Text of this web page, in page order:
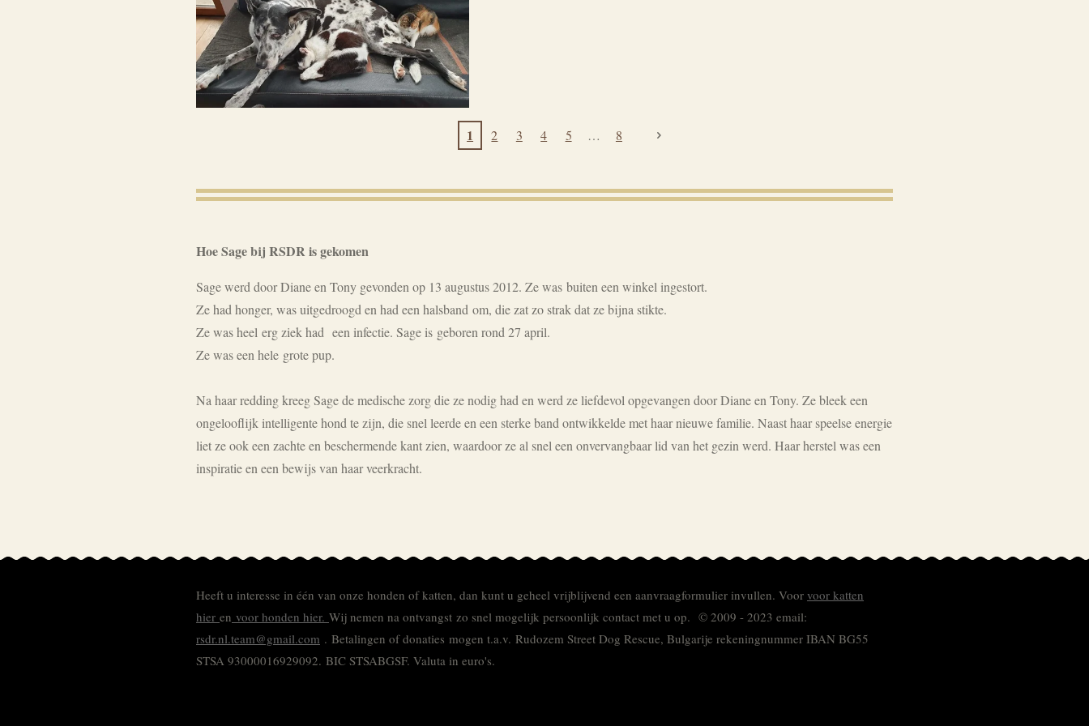
1 2 3 4 5 8
Hoe Sage bij RSDR is gekomen
Sage werd door Diane en Tony gevonden op 13 augustus 2012. Ze was buiten een winkel ingestort.
Ze had honger, was uitgedroogd en had een halsband om, die zat zo strak dat ze bijna stikte.
Ze was heel erg ziek had een infectie. Sage is geboren rond 27 april.
Ze was een hele grote pup.
Na haar redding kreeg Sage de medische zorg die ze nodig had en werd ze liefdevol opgevangen door Diane en Tony. Ze bleek een
ongelooflijk intelligente hond te zijn, die snel leerde en een sterke band ontwikkelde met haar nieuwe familie. Naast haar speelse energie
liet ze ook een zachte en beschermende kant zien, waardoor ze al snel een onvervangbaar lid van het gezin werd. Haar herstel was een
inspiratie en een bewijs van haar veerkracht.
Heeft u interesse in één van onze honden of katten, dan kunt u geheel vrijblijvend een aanvraagformulier invullen. Voor voor katten
hier en voor honden hier. Wij nemen na ontvangst zo snel mogelijk persoonlijk contact met u op. © 2009 - 2023 email:
rsdr.nl.team@gmail.com . Betalingen of donaties mogen t.a.v. Rudozem Street Dog Rescue, Bulgarije rekeningnummer IBAN BG55
STSA 93000016929092. BIC STSABGSF. Valuta in euro's.